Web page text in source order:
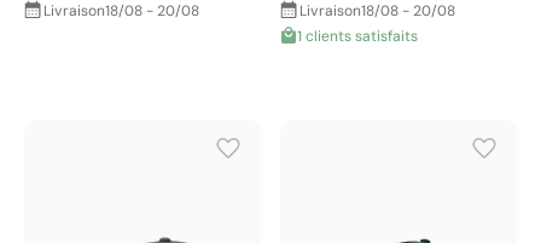
Livraison18/08 - 20/08 Livraison18/08 - 20/08
1 clients satisfaits